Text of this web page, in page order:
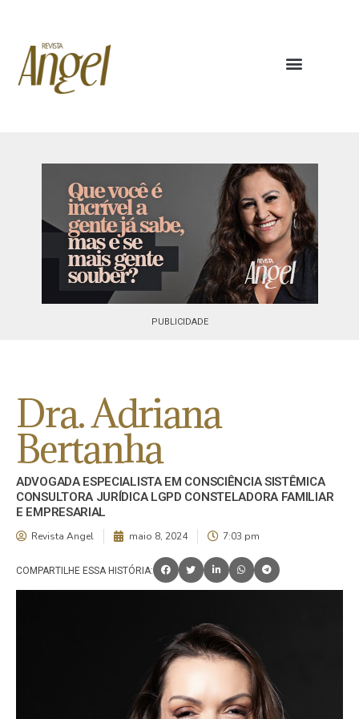
PUBLICIDADE
Dra. Adriana
Bertanha
ADVOGADA ESPECIALISTA EM CONSCIÊNCIA SISTÊMICA
CONSULTORA JURÍDICA LGPD CONSTELADORA FAMILIAR
E EMPRESARIAL
Revista Angel maio 8, 2024 7:03 pm
COMPARTILHE ESSA HISTÓRIA: